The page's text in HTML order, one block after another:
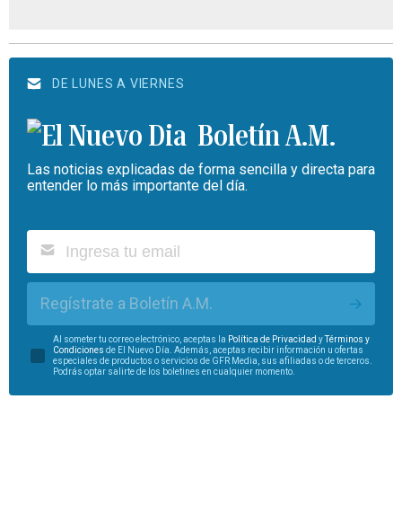
DE LUNES A VIERNES
Boletín A.M.
Las noticias explicadas de forma sencilla y directa para
entender lo más importante del día.
Regístrate a Boletín A.M.
Al someter tu correo electrónico, aceptas la Política de Privacidad yTérminos y
Condiciones de El Nuevo Día. Además, aceptas recibir información u ofertas
especiales de productos o servicios de GFR Media, sus afiliadas o de terceros.
Podrás optar salirte de los boletines en cualquier momento.